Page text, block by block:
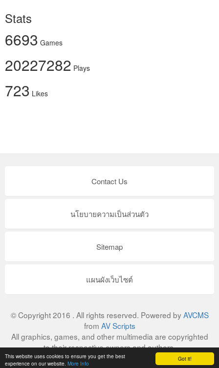
Got it!
This website uses cookies to ensure you get the best
experience on our website. More Info
Stats
6693 Games
20227282 Plays
723 Likes
Contact Us
นโยบายความเป็นส่วนตัว
Sitemap
แผนผังเว็บไซต์
© Copyright 2016 . All rights reserved. Powered by AVCMS
from AV Scripts
All graphics, games, and other multimedia are copyrighted
to their respective owners and authors.